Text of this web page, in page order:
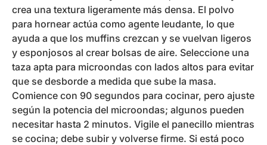
crea una textura ligeramente más densa. El polvo
para hornear actúa como agente leudante, lo que
ayuda a que los muffins crezcan y se vuelvan ligeros
y esponjosos al crear bolsas de aire. Seleccione una
taza apta para microondas con lados altos para evitar
que se desborde a medida que sube la masa.
Comience con 90 segundos para cocinar, pero ajuste
según la potencia del microondas; algunos pueden
necesitar hasta 2 minutos. Vigile el panecillo mientras
se cocina; debe subir y volverse firme. Si está poco